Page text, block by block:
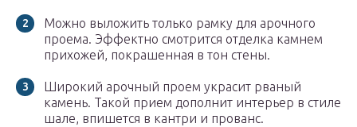
Можно выложить только рамку для арочного
проема. Эффектно смотрится отделка камнем
прихожей, покрашенная в тон стены.
Широкий арочный проем украсит рваный
камень. Такой прием дополнит интерьер в стиле
шале, впишется в кантри и прованс.